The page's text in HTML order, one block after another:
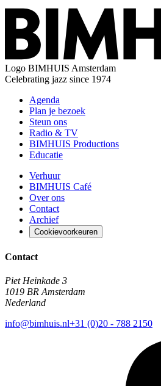
Logo BIMHUIS Amsterdam
Celebrating jazz since 1974
Agenda
Plan je bezoek
Steun ons
Radio & TV
BIMHUIS Productions
Educatie
Verhuur
BIMHUIS Café
Over ons
Contact
Archief
Cookievoorkeuren
Contact
Piet Heinkade 3
1019 BR Amsterdam
Nederland
info@bimhuis.nl+31 (0)20 - 788 2150